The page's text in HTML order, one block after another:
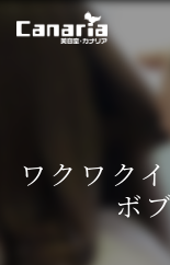
ワクワク
ボ